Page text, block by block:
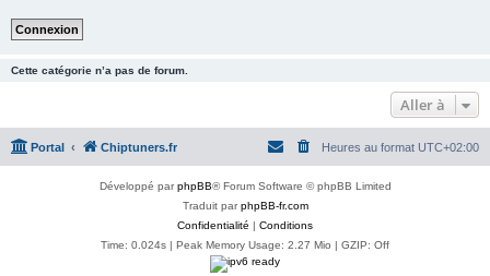
Cette catégorie n’a pas de forum.
Aller à
Portal Chiptuners.fr Heures au format UTC+02:00
Développé parphpBB® Forum Software © phpBB Limited
Traduit parphpBB-fr.com
Confidentialité | Conditions
Time: 0.024s | Peak Memory Usage: 2.27 Mio | GZIP: Off